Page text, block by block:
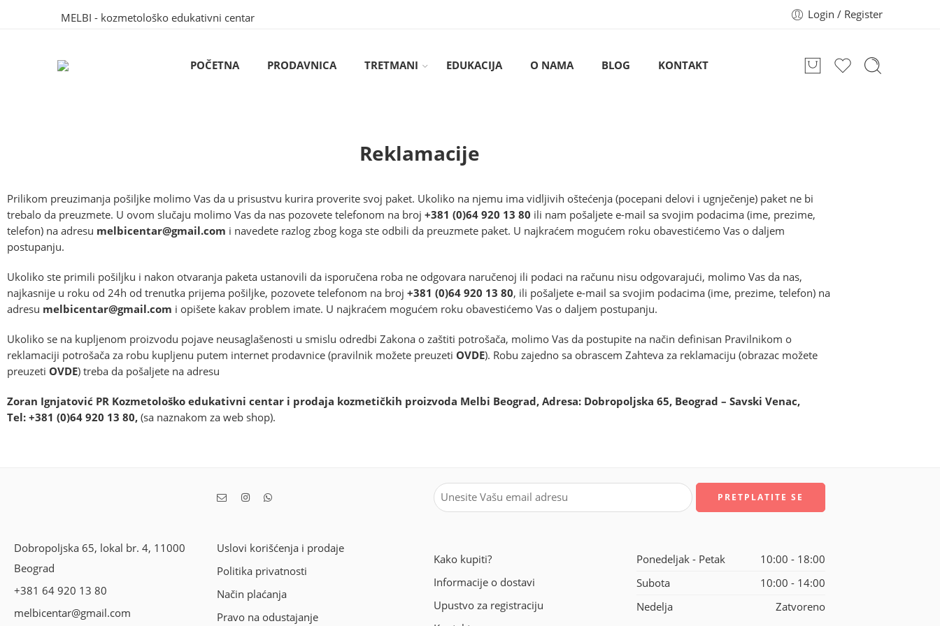
MELBI - kozmetološko edukativni centar Login / Register
POČETNA PRODAVNICA TRETMANI EDUKACIJA O NAMA BLOG KONTAKT
Reklamacije
Prilikom preuzimanja pošiljke molimo Vas da u prisustvu kurira proverite svoj paket. Ukoliko na njemu ima vidljivih oštećenja (pocepani delovi i ugnječenje) paket ne bi
trebalo da preuzmete. U ovom slučaju molimo Vas da nas pozovete telefonom na broj +381 (0)64 920 13 80 ili nam pošaljete e-mail sa svojim podacima (ime, prezime,
telefon) na adresu melbicentar@gmail.com i navedete razlog zbog koga ste odbili da preuzmete paket. U najkraćem mogućem roku obavestićemo Vas o daljem
postupanju.
Ukoliko ste primili pošiljku i nakon otvaranja paketa ustanovili da isporučena roba ne odgovara naručenoj ili podaci na računu nisu odgovarajući, molimo Vas da nas,
najkasnije u roku od 24h od trenutka prijema pošiljke, pozovete telefonom na broj +381 (0)64 920 13 80, ili pošaljete e-mail sa svojim podacima (ime, prezime, telefon) na
adresu melbicentar@gmail.com i opišete kakav problem imate. U najkraćem mogućem roku obavestićemo Vas o daljem postupanju.
Ukoliko se na kupljenom proizvodu pojave neusaglašenosti u smislu odredbi Zakona o zaštiti potrošača, molimo Vas da postupite na način definisan Pravilnikom o
reklamaciji potrošača za robu kupljenu putem internet prodavnice (pravilnik možete preuzeti OVDE). Robu zajedno sa obrascem Zahteva za reklamaciju (obrazac možete
preuzeti OVDE) treba da pošaljete na adresu
Zoran Ignjatović PR Kozmetološko edukativni centar i prodaja kozmetičkih proizvoda Melbi Beograd, Adresa: Dobropoljska 65, Beograd – Savski Venac,
Tel: +381 (0)64 920 13 80, (sa naznakom za web shop).
Dobropoljska 65, lokal br. 4, 11000
Beograd
+381 64 920 13 80
melbicentar@gmail.com
Uslovi korišćenja i prodaje
Politika privatnosti
Način plaćanja
Pravo na odustajanje
Kako kupiti?
Informacije o dostavi
Upustvo za registraciju
Ponedeljak - Petak
10:00 - 18:00
Subota
10:00 - 14:00
Nedelja
Zatvoreno